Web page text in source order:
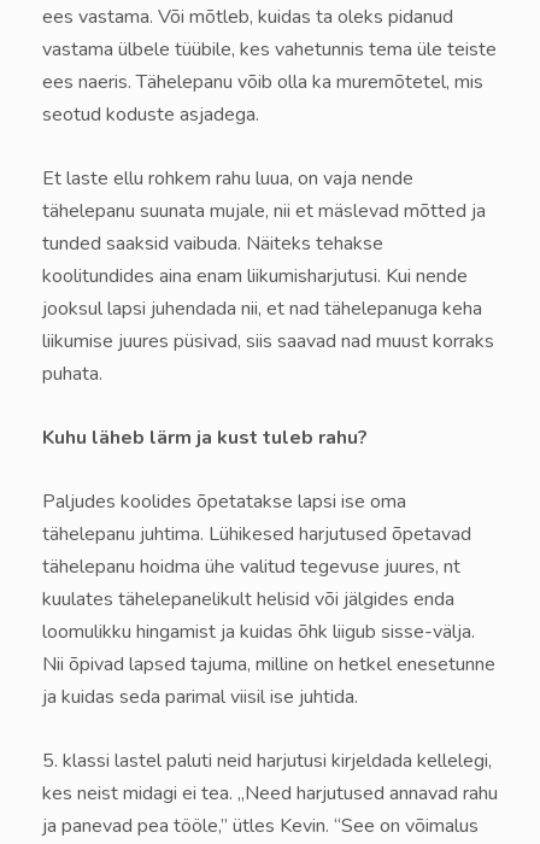
ees vastama. Või mõtleb, kuidas ta oleks pidanud
vastama ülbele tüübile, kes vahetunnis tema üle teiste
ees naeris. Tähelepanu võib olla ka muremõtetel, mis
seotud koduste asjadega.
Et laste ellu rohkem rahu luua, on vaja nende
tähelepanu suunata mujale, nii et mäslevad mõtted ja
tunded saaksid vaibuda. Näiteks tehakse
koolitundides aina enam liikumisharjutusi. Kui nende
jooksul lapsi juhendada nii, et nad tähelepanuga keha
liikumise juures püsivad, siis saavad nad muust korraks
puhata.
Kuhu läheb lärm ja kust tuleb rahu?
Paljudes koolides õpetatakse lapsi ise oma
tähelepanu juhtima. Lühikesed harjutused õpetavad
tähelepanu hoidma ühe valitud tegevuse juures, nt
kuulates tähelepanelikult helisid või jälgides enda
loomulikku hingamist ja kuidas õhk liigub sisse-välja.
Nii õpivad lapsed tajuma, milline on hetkel enesetunne
ja kuidas seda parimal viisil ise juhtida.
5. klassi lastel paluti neid harjutusi kirjeldada kellelegi,
kes neist midagi ei tea. „Need harjutused annavad rahu
ja panevad pea tööle,” ütles Kevin. “See on võimalus